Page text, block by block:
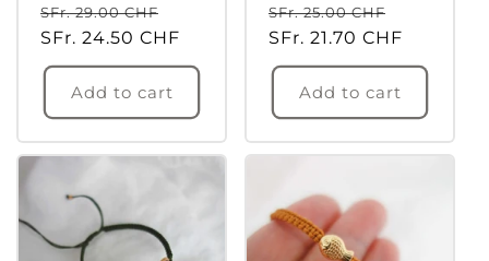
Regular
price
SFr. 29.00 CHF
price
SFr. 24.50 CHF
Add to cart
Regular
price
SFr. 25.00 CHF
price
SFr. 21.70 CHF
Add to cart
your wishlist and view your previously saved
items.